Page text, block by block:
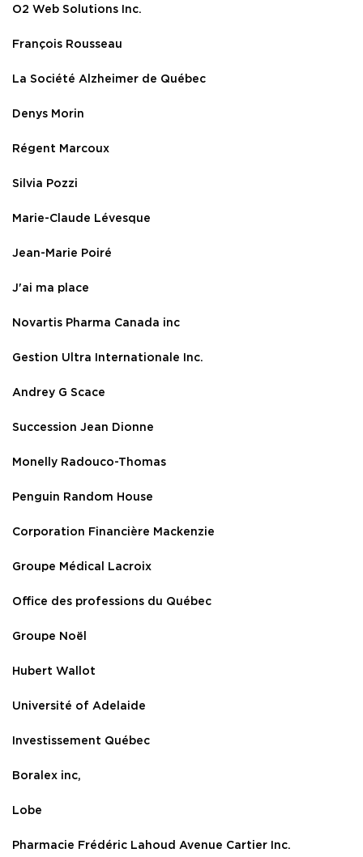
O2 Web Solutions Inc.
François Rousseau
La Société Alzheimer de Québec
Denys Morin
Régent Marcoux
Silvia Pozzi
Marie-Claude Lévesque
Jean-Marie Poiré
J'ai ma place
Novartis Pharma Canada inc
Gestion Ultra Internationale Inc.
Andrey G Scace
Succession Jean Dionne
Monelly Radouco-Thomas
Penguin Random House
Corporation Financière Mackenzie
Groupe Médical Lacroix
Office des professions du Québec
Groupe Noël
Hubert Wallot
Université of Adelaide
Investissement Québec
Boralex inc,
Lobe
Pharmacie Frédéric Lahoud Avenue Cartier Inc.